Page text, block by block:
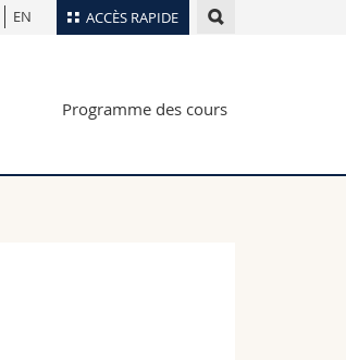
ACCÈS RAPIDE
Plan d'accès
Webmail
EN
Programme des cours